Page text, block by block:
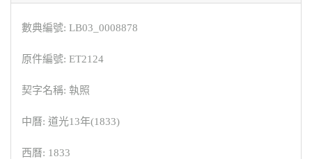
數典編號: LB03_0008878
原件編號: ET2124
契字名稱: 執照
中曆: 道光13年(1833)
西曆: 1833